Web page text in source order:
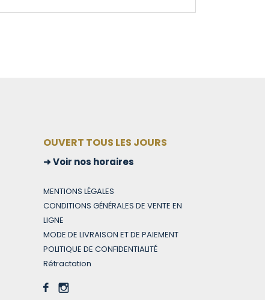
OUVERT TOUS LES JOURS
Voir nos horaires
MENTIONS LÉGALES
CONDITIONS GÉNÉRALES DE VENTE EN
LIGNE
MODE DE LIVRAISON ET DE PAIEMENT
POLITIQUE DE CONFIDENTIALITÉ
Rétractation